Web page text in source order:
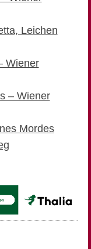
Leichen
Wiener
– Wiener
Mordes